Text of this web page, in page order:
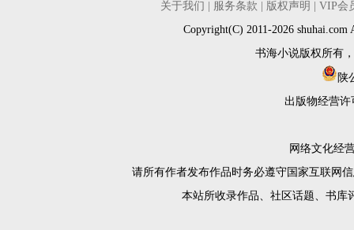
关于我们 服务条款 版权声明
VIP会
Copyright(C) 2011-2026
书海小说版权所有
陕
出版物经营许
网络文化经
请所有作者发布作品时务必遵守国家互联网
本站所收录作品、社区话题、书库